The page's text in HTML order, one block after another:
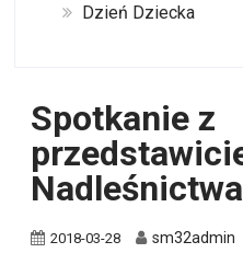
Dzień Dziecka
Spotkanie z
2018-03-28 sm32admin